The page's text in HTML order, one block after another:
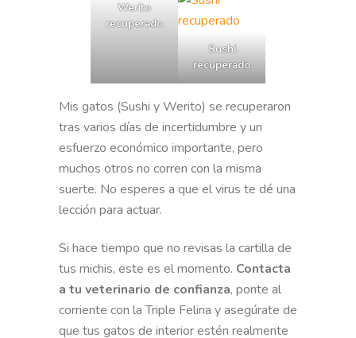
Werito
recuperado
Sushi
recuperado
Mis gatos (Sushi y Werito) se recuperaron
tras varios días de incertidumbre y un
esfuerzo económico importante, pero
muchos otros no corren con la misma
suerte. No esperes a que el virus te dé una
lección para actuar.
Si hace tiempo que no revisas la cartilla de
tus michis, este es el momento. Contacta
a tu veterinario de confianza, ponte al
corriente con la Triple Felina y asegúrate de
que tus gatos de interior estén realmente